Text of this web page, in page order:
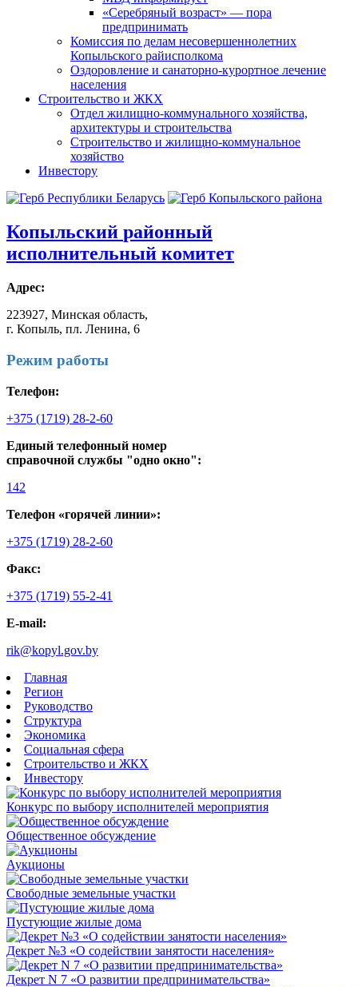
«Серебряный возраст» — пора
предпринимать
Комиссия по делам несовершеннолетних
Копыльского райисполкома
Оздоровление и санаторно-курортное лечение
населения
Строительство и ЖКХ
Отдел жилищно-коммунального хозяйства,
архитектуры и строительства
Строительство и жилищно-коммунальное
хозяйство
Инвестору
Копыльский районный
исполнительный комитет
Адрес:
223927, Минская область,
г. Копыль, пл. Ленина, 6
Режим работы
Телефон:
+375 (1719) 28-2-60
Единый телефонный номер
справочной службы "одно окно":
142
Телефон «горячей линии»:
+375 (1719) 28-2-60
Факс:
+375 (1719) 55-2-41
E-mail:
rik@kopyl.gov.by
Главная
Регион
Руководство
Структура
Экономика
Социальная сфера
Строительство и ЖКХ
Инвестору
Конкурс по выбору исполнителей мероприятия
Общественное обсуждение
Аукционы
Свободные земельные участки
Пустующие жилые дома
Декрет №3 «О содействии занятости населения»
Декрет N 7 «О развитии предпринимательства»